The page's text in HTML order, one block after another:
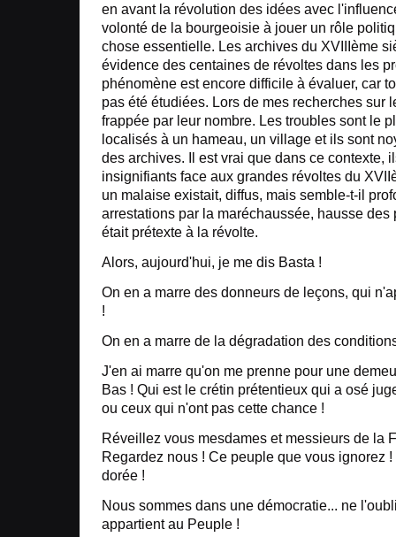
en avant la révolution des idées avec
volonté de la bourgeoisie à jouer un rôle
chose essentielle. Les archives du XVIIIème
évidence des centaines de révoltes dans les
phénomène est encore difficile à évaluer, car
pas été étudiées. Lors de mes recherches sur
frappée par leur nombre. Les troubles sont le
localisés à un hameau, un village et ils sont
des archives. Il est vrai que dans ce contexte,
insignifiants face aux grandes révoltes du
un malaise existait, diffus, mais semble-t-il
arrestations par la maréchaussée, hausse des
était prétexte à la révolte.
Alors, aujourd'hui, je me dis Basta !
On en a marre des donneurs de leçons, qui
!
On en a marre de la dégradation des
J'en ai marre qu'on me prenne pour une
Bas ! Qui est le crétin prétentieux qui a osé
ou ceux qui n'ont pas cette chance !
Réveillez vous mesdames et messieurs de la
Regardez nous ! Ce peuple que vous ignorez
dorée !
Nous sommes dans une démocratie... ne
appartient au Peuple !